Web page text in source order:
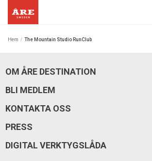
Hem / The Mountain Studio RunClub
OM ÅRE DESTINATION
BLI MEDLEM
KONTAKTA OSS
PRESS
DIGITAL VERKTYGSLÅDA